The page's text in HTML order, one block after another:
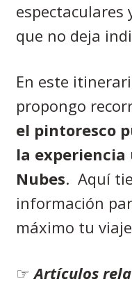
que no deja
En este
propongo
el pintoresco
la experiencia
Nubes. Aquí
información
máximo tu
☞Artículos